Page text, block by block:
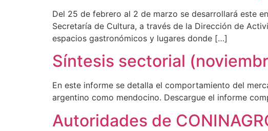
Del 25 de febrero al 2 de marzo se desarrollará este
Secretaría de Cultura, a través de la Dirección de
espacios gastronómicos y lugares donde […]
Síntesis sectorial
En este informe se detalla el comportamiento del
argentino como mendocino. Descargue el informe
Autoridades de